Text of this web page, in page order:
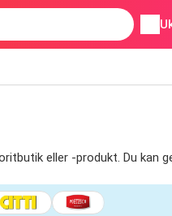
eller -produkt. Du